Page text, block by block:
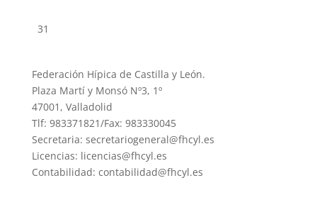
31
Federación Hípica de Castilla y León.
Plaza Martí y Monsó Nº3, 1º
47001, Valladolid
Tlf: 983371821/Fax: 983330045
Secretaria: secretariogeneral@fhcyl.es
Licencias: licencias@fhcyl.es
Contabilidad: contabilidad@fhcyl.es